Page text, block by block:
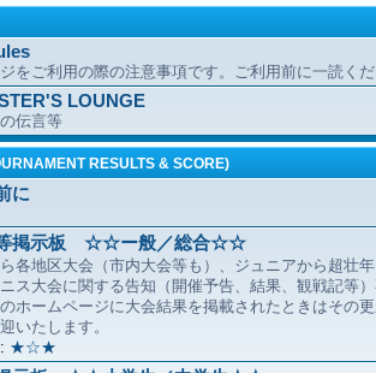
をご利用の際の注意事項です。ご利用前に一読く
LOUNGE
伝言等
RESULTS & SCORE)
に
等掲示板 ☆☆ー般／総合☆☆
各地区大会（市内大会等も）、ジュニアから超壮
ス大会に関する告知（開催予告、結果、観戦記等
ホームページに大会結果を掲載されたときはその
いたします。
★☆★